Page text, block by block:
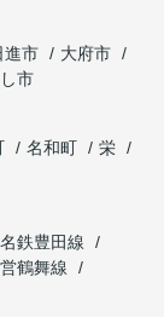
進市
大府市
市
名和町
栄
名鉄豊田線
鶴舞線